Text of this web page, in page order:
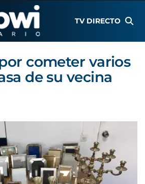
TV DIRECTO
cometer varios
de su vecina